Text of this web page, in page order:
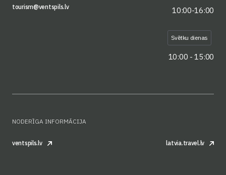
tourism@ventspils.lv 10:00-16:00
Svētku dienas
10:00 - 15:00
NODERĪGA INFORMĀCIJA
ventspils.lv latvia.travel.lv